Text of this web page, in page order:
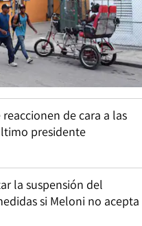
de cara a las
presidente
la suspensión del
si Meloni no acepta